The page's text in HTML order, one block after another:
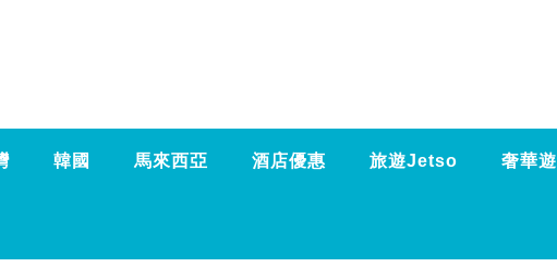
韓國 馬來西亞 酒店優惠 旅遊Jetso 奢華遊